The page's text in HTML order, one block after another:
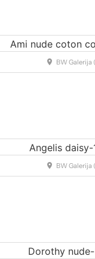
BW Galerija
BW Galerija